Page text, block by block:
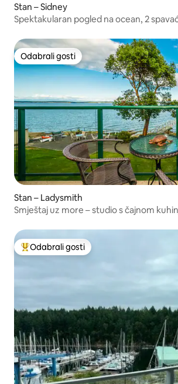
Stan – Sidney
Spektakularan pogled na ocean, 2
Odabrali gosti
Odabrali gosti
Stan – Ladysmith
Smještaj uz more – studio s čajnom
Među najviše rangiranima s oznakom
Odabrali gosti